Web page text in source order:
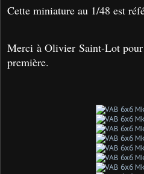
Cette miniature au 1/48 est
Merci à Olivier Saint-Lot
première.